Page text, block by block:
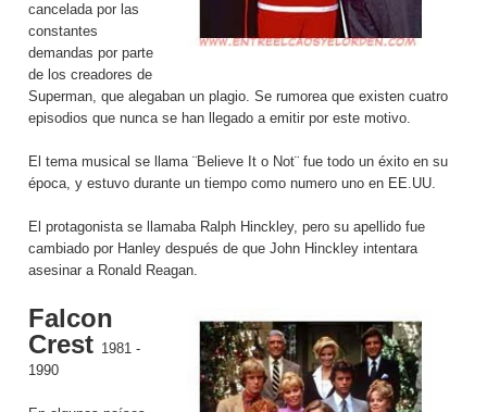
cancelada por las
constantes
demandas por parte
de los creadores de
Superman, que alegaban un plagio. Se rumorea que existen cuatro
episodios que nunca se han llegado a emitir por este motivo.
El tema musical se llama ¨Believe It o Not¨ fue todo un éxito en su
época, y estuvo durante un tiempo como numero uno en EE.UU.
El protagonista se llamaba Ralph Hinckley, pero su apellido fue
cambiado por Hanley después de que John Hinckley intentara
asesinar a Ronald Reagan.
Falcon
Crest 1981 -
1990